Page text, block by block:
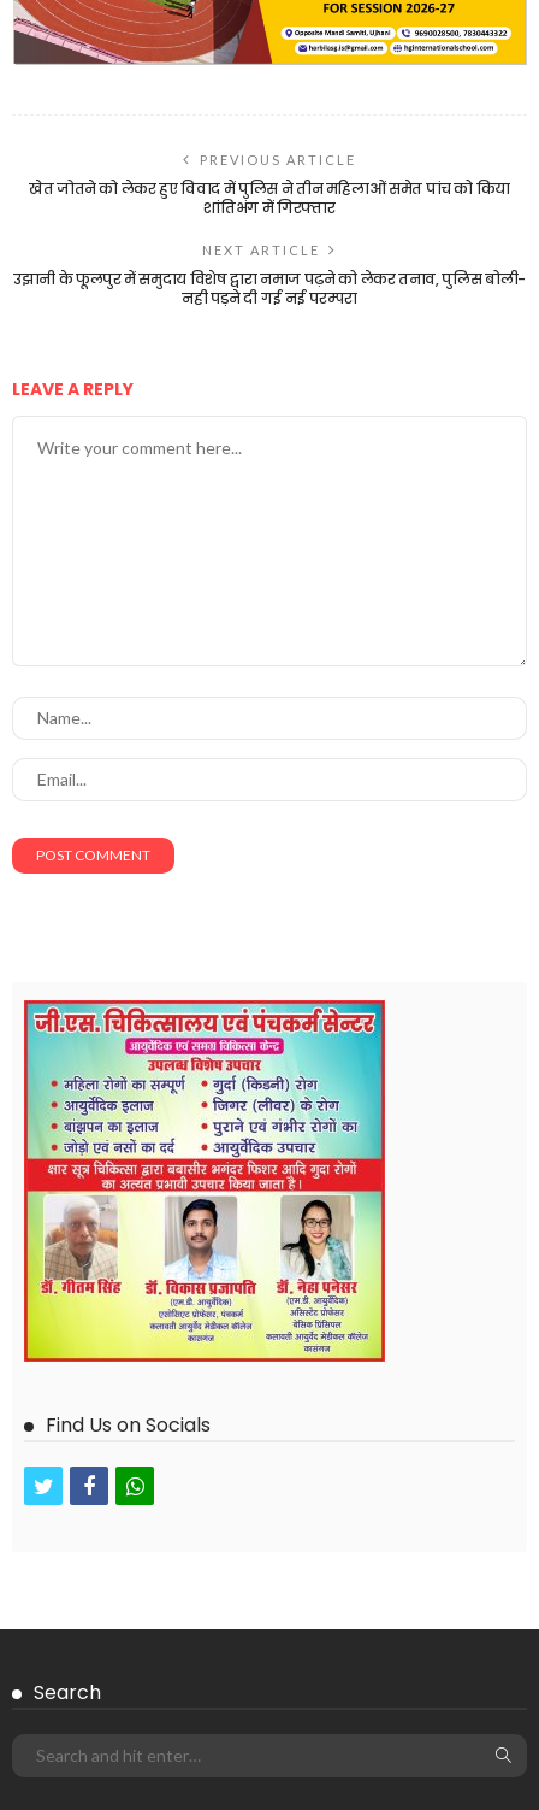
PREVIOUS ARTICLE
खेत जोतने को लेकर हुए विवाद में पुलिस ने तीन महिलाओं समेत पांच को किया
शांतिभंग में गिरफ्तार
NEXT ARTICLE
उझानी के फूलपुर में समुदाय विशेष द्वारा नमाज पढ़ने को लेकर तनाव, पुलिस बोली-
नही पड़ने दी गई नई परम्परा
LEAVE A REPLY
Find Us on Socials
twitterfacebookwhatsapp
Search